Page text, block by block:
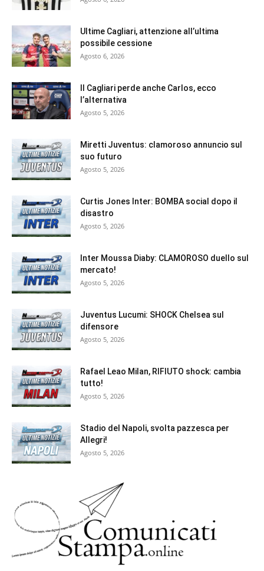
Ultime Cagliari, attenzione all’ultima
possibile cessione
Agosto 6, 2026
Il Cagliari perde anche Carlos, ecco
l’alternativa
Agosto 5, 2026
Miretti Juventus: clamoroso annuncio sul
suo futuro
Agosto 5, 2026
Curtis Jones Inter: BOMBA social dopo il
disastro
Agosto 5, 2026
Inter Moussa Diaby: CLAMOROSO duello sul
mercato!
Agosto 5, 2026
Juventus Lucumi: SHOCK Chelsea sul
difensore
Agosto 5, 2026
Rafael Leao Milan, RIFIUTO shock: cambia
tutto!
Agosto 5, 2026
Stadio del Napoli, svolta pazzesca per
Allegri!
Agosto 5, 2026